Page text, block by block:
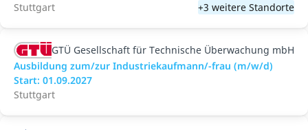
Stuttgart
+3 weitere Standorte
GTÜ Gesellschaft für Technische Überwachung mbH
Ausbildung zum/zur Industriekaufmann/-frau (m/w/d)
Start: 01.09.2027
Stuttgart